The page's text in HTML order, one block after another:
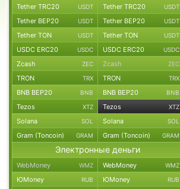
Tether TRC20 USDT Tether TRC20 USDT
Tether BEP20 USDT Tether BEP20 USDT
Tether TON USDT Tether TON USDT
USDC ERC20 USDC USDC ERC20 USDC
Zcash ZEC Zcash ZEC
TRON TRX TRON TRX
BNB BEP20 BNB BNB BEP20 BNB
Tezos XTZ Tezos XTZ
Solana SOL Solana SOL
Gram (Toncoin) GRAM Gram (Toncoin) GRAM
Электронные деньги
WebMoney WMZ WebMoney WMZ
ЮMoney RUB ЮMoney RUB